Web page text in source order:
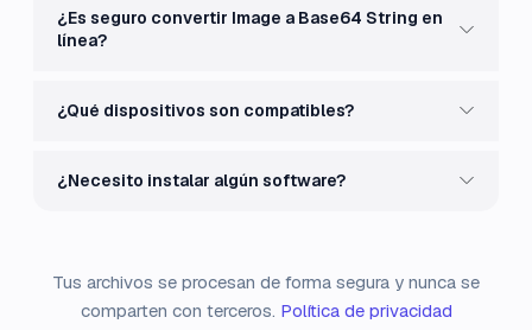
¿Es seguro convertir Image a Base64 String en
línea?
¿Qué dispositivos son compatibles?
¿Necesito instalar algún software?
Tus archivos se procesan de forma segura y nunca se
comparten con terceros. Política de privacidad